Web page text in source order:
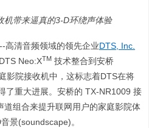
机带来逼真的3-D环绕声体验
高清音频领域的领先企业DTS, Inc.
Neo:XTM 技术整合到安桥
影院接收机中，这标志着DTS在将
了重大进展。安桥的 TX-NR1009 接
组合来提升联网用户的家庭影院体
景(soundscape)。